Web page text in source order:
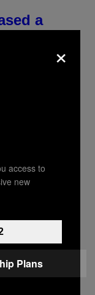
a
2018
Trend
FOR VEVO)
Jay-Z
One of
of
×
access to
new
Plans